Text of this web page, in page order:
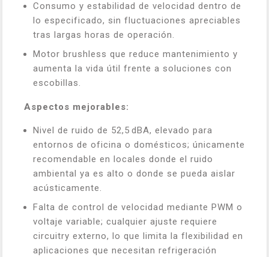
Consumo y estabilidad de velocidad dentro de
lo especificado, sin fluctuaciones apreciables
tras largas horas de operación.
Motor brushless que reduce mantenimiento y
aumenta la vida útil frente a soluciones con
escobillas.
Aspectos mejorables:
Nivel de ruido de 52,5 dBA, elevado para
entornos de oficina o domésticos; únicamente
recomendable en locales donde el ruido
ambiental ya es alto o donde se pueda aislar
acústicamente.
Falta de control de velocidad mediante PWM o
voltaje variable; cualquier ajuste requiere
circuitry externo, lo que limita la flexibilidad en
aplicaciones que necesitan refrigeración